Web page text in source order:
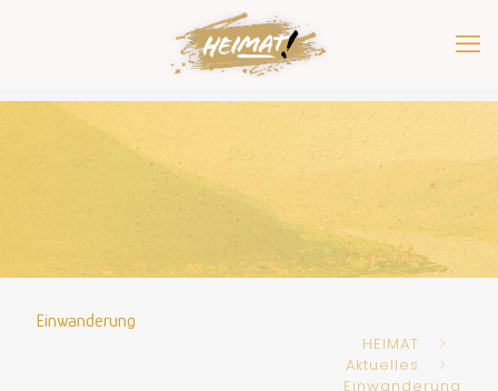
Einwanderung
HEIMAT
Aktuelles
Einwanderung